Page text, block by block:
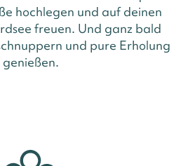
hochlegen und auf deinen
freuen. Und ganz bald
und pure Erholung
genießen.